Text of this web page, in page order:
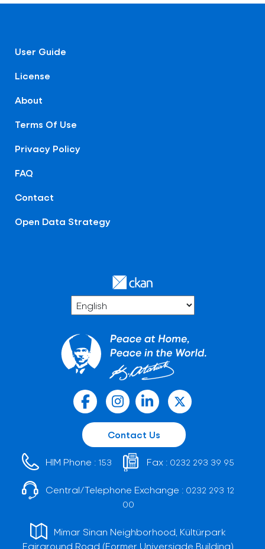
User Guide
License
About
Terms Of Use
Privacy Policy
FAQ
Contact
Open Data Strategy
Contact Us
HIM Phone : 153 Fax : 0232 293 39 95
Central/Telephone Exchange : 0232 293 12
00
Mimar Sinan Neighborhood, Kültürpark
Fairground Road (Former Universiade Building)